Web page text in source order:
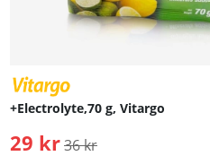
+Electrolyte,70 g, Vitargo
29 kr Ordinarie pris:
36 kr